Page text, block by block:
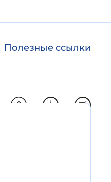
Полезные ссылки